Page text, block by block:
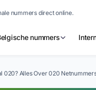
nummers direct online.
nummers
020? Alles Over 020